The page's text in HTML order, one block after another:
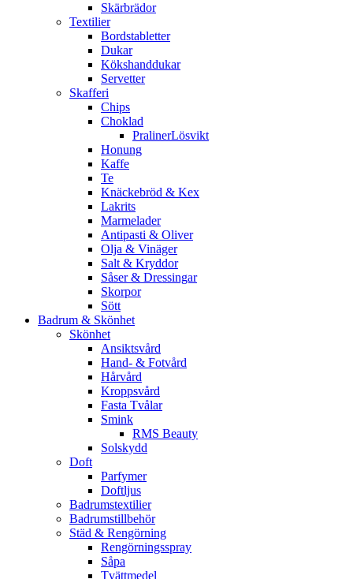
Skärbrädor
Textilier
Bordstabletter
Dukar
Kökshanddukar
Servetter
Skafferi
Chips
Choklad
PralinerLösvikt
Honung
Kaffe
Te
Knäckebröd & Kex
Lakrits
Marmelader
Antipasti & Oliver
Olja & Vinäger
Salt & Kryddor
Såser & Dressingar
Skorpor
Sött
Badrum & Skönhet
Skönhet
Ansiktsvård
Hand- & Fotvård
Hårvård
Kroppsvård
Fasta Tvålar
Smink
RMS Beauty
Solskydd
Doft
Parfymer
Doftljus
Badrumstextilier
Badrumstillbehör
Städ & Rengörning
Rengörningsspray
Såpa
Tvättmedel